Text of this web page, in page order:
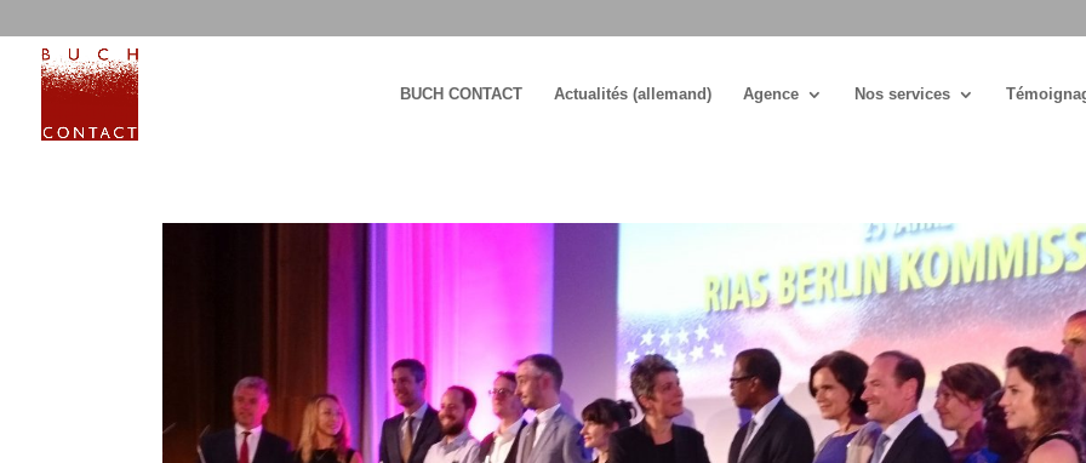
BUCH CONTACT Actualités (allemand) Agence Nos services